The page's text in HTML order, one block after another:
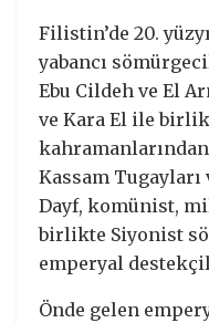
Filistin’de 20.
yabancı
Ebu Cildeh ve El
ve Kara El ile
kahramanlarından
Kassam
Dayf, komünist,
birlikte Siyonist
emperyal
Önde gelen